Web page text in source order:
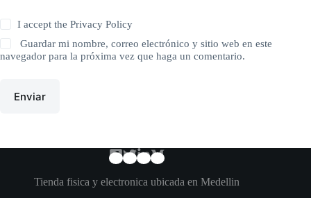
I accept thePrivacy Policy
Guardar mi nombre, correo electrónico y sitio web en este
navegador para la próxima vez que haga un comentario.
Enviar
Tienda fisica y electronica ubicada en Medellin